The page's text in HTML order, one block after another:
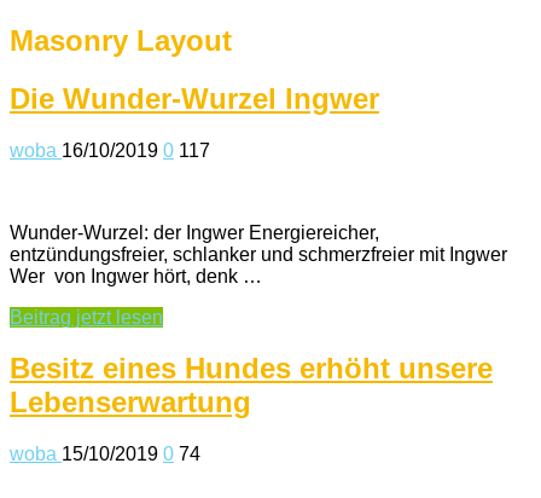
Masonry Layout
Die Wunder-Wurzel Ingwer
woba 16/10/2019 0 117
Wunder-Wurzel: der Ingwer Energiereicher,
entzündungsfreier, schlanker und schmerzfreier mit Ingwer
Wer von Ingwer hört, denk …
Beitrag jetzt lesen
Besitz eines Hundes erhöht unsere
Lebenserwartung
woba 15/10/2019 0 74